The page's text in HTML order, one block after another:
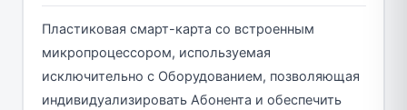
Пластиковая смарт-карта со встроенным
микропроцессором, используемая
исключительно с Оборудованием, позволяющая
индивидуализировать Абонента и обеспечить